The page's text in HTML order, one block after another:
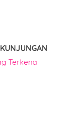
Terkena